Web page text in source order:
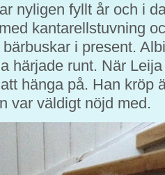
nyligen fyllt år och i
kantarellstuvning
i present.
härjade runt. När
hänga på. Han kröp
var väldigt nöjd med.